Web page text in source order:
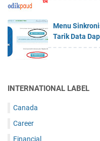
Menu
Tarik Data
INTERNATIONAL LABEL
Canada
Career
Financial